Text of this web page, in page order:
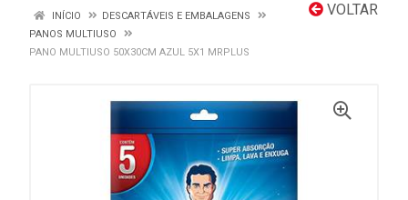
VOLTAR
INÍCIO
DESCARTÁVEIS E EMBALAGENS
PANOS MULTIUSO
PANO MULTIUSO 50X30CM AZUL 5X1 MRPLUS